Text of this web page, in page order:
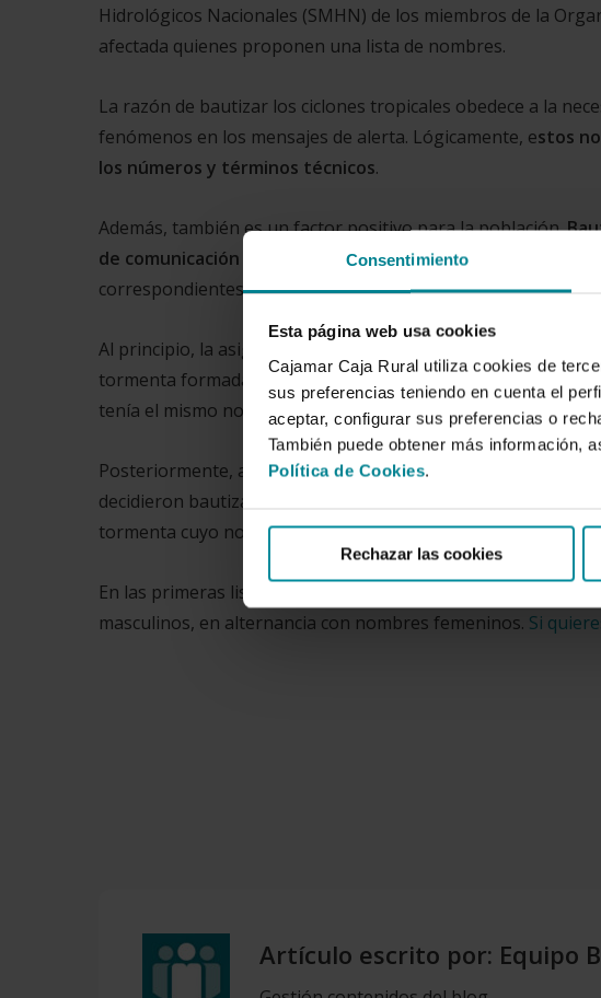
Consentimiento
Esta página web usa cookies
Cajamar Caja Rural utiliza cookies de
sus preferencias teniendo en cuenta el
aceptar, configurar sus preferencias o
También puede obtener más información,
Política de Cookies.
Rechazar las cookies
Hidrológicos Nacionales (SMHN) de los miembros de la
afectada quienes proponen una lista de nombres.
La razón de bautizar los ciclones tropicales obedece a la
fenómenos en los mensajes de alerta. Lógicamente, estos
los números y términos técnicos.
Además, también es un factor positivo para la población.
de comunicación a la hora de informarsobre los ciclones
correspondientes avisos y potencia la preparación de la
Al principio, la asignación de nombres era arbitraria. A modo
tormenta formada en el Atlántico se bautizó de ese modo
tenía el mismo nombre.
Posteriormente, a fin de conseguir un sistema de
decidieron bautizar las tormentas con los nombres de una
tormenta cuyo nombre empiece por A, como Anne, sería la
En las primeras listas solo tenían cabida los nombres de
masculinos, en alternancia con nombres femeninos. Si
Artículo escrito por: Equipo